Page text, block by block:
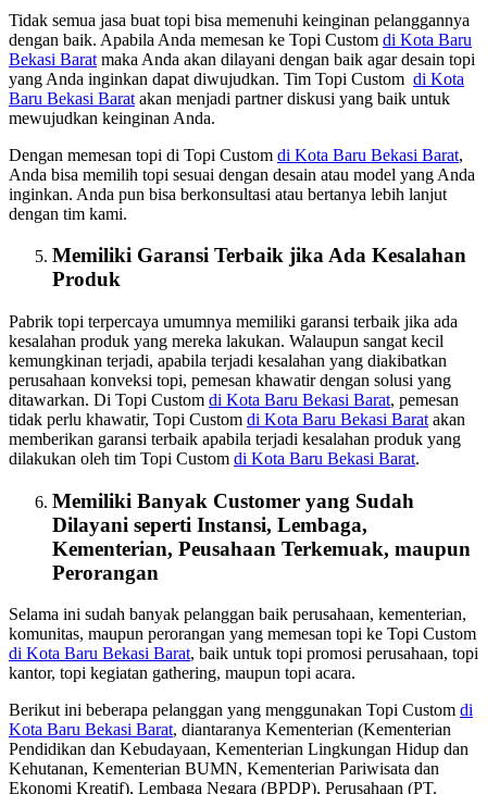
Tidak semua jasa buat topi bisa memenuhi keinginan pelanggannya
dengan baik. Apabila Anda memesan ke Topi Custom di Kota Baru
Bekasi Barat maka Anda akan dilayani dengan baik agar desain topi
yang Anda inginkan dapat diwujudkan. Tim Topi Custom di Kota
Baru Bekasi Barat akan menjadi partner diskusi yang baik untuk
mewujudkan keinginan Anda.
Dengan memesan topi di Topi Custom di Kota Baru Bekasi Barat,
Anda bisa memilih topi sesuai dengan desain atau model yang Anda
inginkan. Anda pun bisa berkonsultasi atau bertanya lebih lanjut
dengan tim kami.
Memiliki Garansi Terbaik jika Ada Kesalahan
Produk
Pabrik topi terpercaya umumnya memiliki garansi terbaik jika ada
kesalahan produk yang mereka lakukan. Walaupun sangat kecil
kemungkinan terjadi, apabila terjadi kesalahan yang diakibatkan
perusahaan konveksi topi, pemesan khawatir dengan solusi yang
ditawarkan. Di Topi Custom di Kota Baru Bekasi Barat, pemesan
tidak perlu khawatir, Topi Custom di Kota Baru Bekasi Barat akan
memberikan garansi terbaik apabila terjadi kesalahan produk yang
dilakukan oleh tim Topi Custom di Kota Baru Bekasi Barat.
Memiliki Banyak Customer yang Sudah
Dilayani seperti Instansi, Lembaga,
Kementerian, Peusahaan Terkemuak, maupun
Perorangan
Selama ini sudah banyak pelanggan baik perusahaan, kementerian,
komunitas, maupun perorangan yang memesan topi ke Topi Custom
di Kota Baru Bekasi Barat, baik untuk topi promosi perusahaan, topi
kantor, topi kegiatan gathering, maupun topi acara.
Berikut ini beberapa pelanggan yang menggunakan Topi Custom di
Kota Baru Bekasi Barat, diantaranya Kementerian (Kementerian
Pendidikan dan Kebudayaan, Kementerian Lingkungan Hidup dan
Kehutanan, Kementerian BUMN, Kementerian Pariwisata dan
Ekonomi Kreatif), Lembaga Negara (BPDP), Perusahaan (PT.